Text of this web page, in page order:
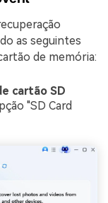
as seguintes
de memória:
cartão SD
"SD Card